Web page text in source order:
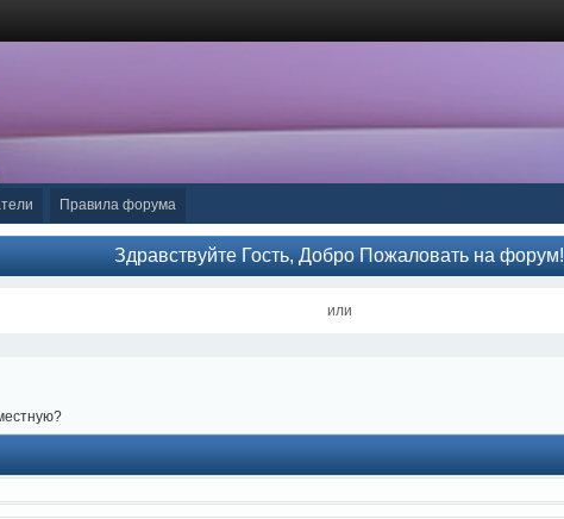
Правила форума
Здравствуйте Гость, Добро Пожаловать на форум!
или